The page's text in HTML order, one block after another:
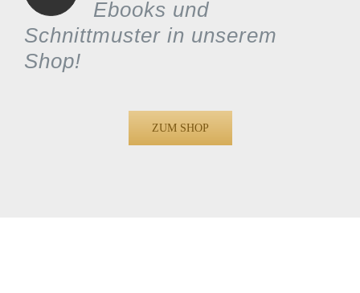
Ebooks und
Schnittmuster in unserem
Shop!
ZUM SHOP